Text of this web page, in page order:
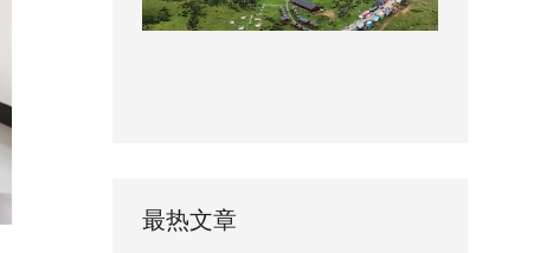
最热文章